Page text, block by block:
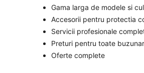
Gama larga de modele si
Accesorii pentru protectia
Servicii profesionale
Preturi pentru toate
Oferte complete